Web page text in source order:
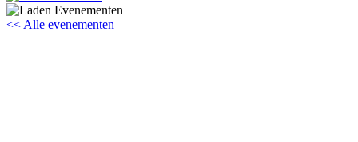
<< Alle evenementen